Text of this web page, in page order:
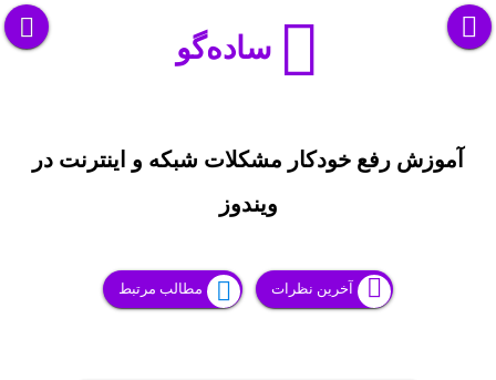
ساده‌گو
آموزش رفع خودکار مشکلات شبکه و اینترنت در
ویندوز
آخرین نظرات مطالب مرتبط